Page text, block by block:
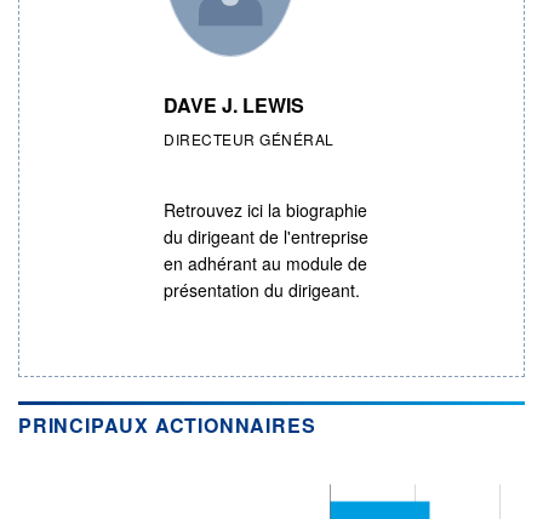
DAVE J. LEWIS
DIRECTEUR GÉNÉRAL
Retrouvez ici la biographie
du dirigeant de l'entreprise
en adhérant au module de
présentation du dirigeant.
PRINCIPAUX ACTIONNAIRES